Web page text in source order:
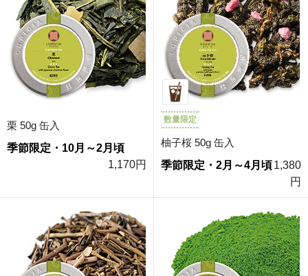
栗 50g 缶入
季節限定・10月～2月頃
1,170円
数量限定
柚子桜 50g 缶入
季節限定・2月～4月頃1,380
円